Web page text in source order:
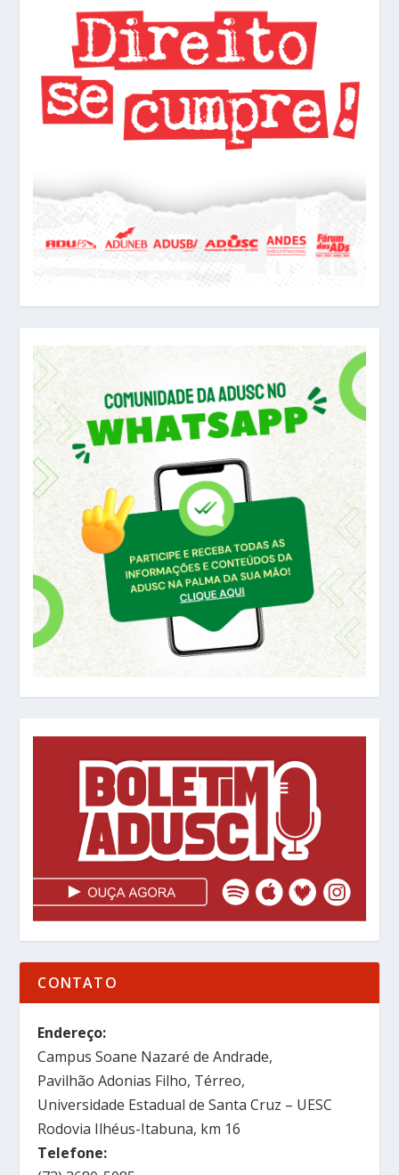
CONTATO
Endereço:
Campus Soane Nazaré de Andrade,
Pavilhão Adonias Filho, Térreo,
Universidade Estadual de Santa Cruz – UESC
Rodovia Ilhéus-Itabuna, km 16
Telefone: